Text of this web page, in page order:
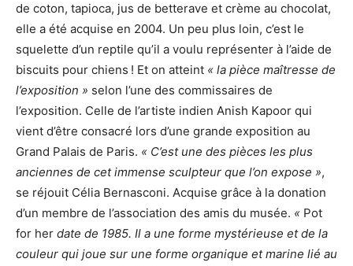
de coton, tapioca, jus de betterave et crème au chocolat,
elle a été acquise en 2004. Un peu plus loin, c’est le
squelette d’un reptile qu’il a voulu représenter à l’aide de
biscuits pour chiens ! Et on atteint « la pièce maîtresse de
l’exposition » selon l’une des commissaires de
l’exposition. Celle de l’artiste indien Anish Kapoor qui
vient d’être consacré lors d’une grande exposition au
Grand Palais de Paris. « C’est une des pièces les plus
anciennes de cet immense sculpteur que l’on expose »,
se réjouit Célia Bernasconi. Acquise grâce à la donation
d’un membre de l’association des amis du musée. « Pot
for her date de 1985. Il a une forme mystérieuse et de la
couleur qui joue sur une forme organique et marine lié au